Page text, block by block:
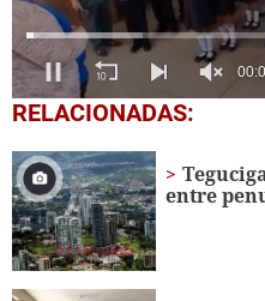
0
seconds
1
minute,
56
seconds
RELACIONADAS:
entre